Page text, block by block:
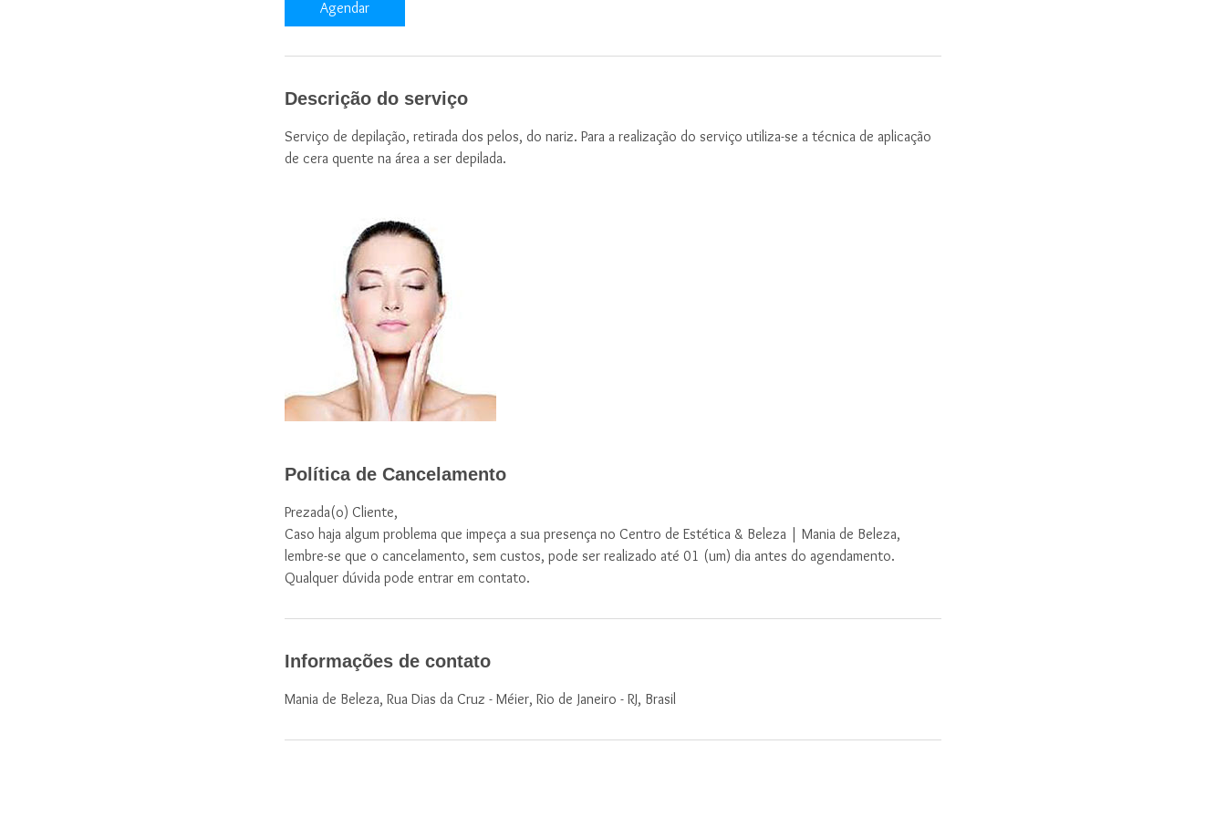
Agendar
Descrição do serviço
Serviço de depilação, retirada dos pelos, do nariz. Para a realização do serviço utiliza-se a técnica de aplicação
de cera quente na área a ser depilada.
Política de Cancelamento
Prezada(o) Cliente,
Caso haja algum problema que impeça a sua presença no Centro de Estética & Beleza | Mania de Beleza,
lembre-se que o cancelamento, sem custos, pode ser realizado até 01 (um) dia antes do agendamento.
Qualquer dúvida pode entrar em contato.
Informações de contato
Mania de Beleza, Rua Dias da Cruz - Méier, Rio de Janeiro - RJ, Brasil